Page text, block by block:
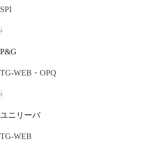
SPI
›
P&G
TG-WEB・OPQ
›
ユニリーバ
TG-WEB